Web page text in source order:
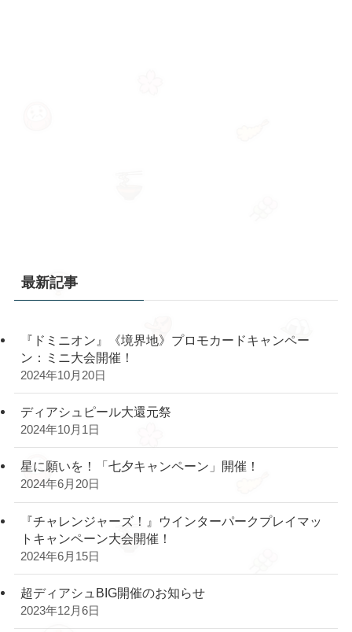
最新記事
『ドミニオン』《境界地》プロモカードキャンペー
ン：ミニ大会開催！
2024年10月20日
ディアシュピール大還元祭
2024年10月1日
星に願いを！「七夕キャンペーン」開催！
2024年6月20日
『チャレンジャーズ！』ウインターパークプレイマッ
トキャンペーン大会開催！
2024年6月15日
超ディアシュBIG開催のお知らせ
2023年12月6日